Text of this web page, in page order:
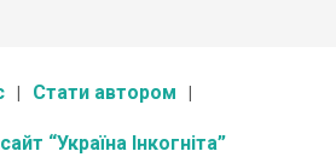
Стати автором
“Україна Інкогніта”